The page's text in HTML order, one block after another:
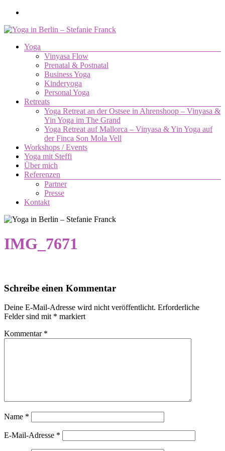
Zum
springen
Yoga
Stefanie
Franck
Körper,
Geist
Menü
Yoga
Vinyasa Flow
Prenatal & Postnatal
Business Yoga
Kinderyoga
Personal Yoga
Retreats
Yoga Retreat an der Ostsee in Ahrenshoop – Vinyasa &
Yin Yoga im The Grand
Yoga Retreat auf Mallorca – Vinyasa & Yin Yoga auf
der Finca Son Mola Vell
Workshops / Events
Yoga mit Steffi
Über mich
Referenzen
Partner
Presse
Kontakt
IMG_7671
Schreibe einen Kommentar
Deine E-Mail-Adresse wird nicht veröffentlicht. Erforderliche
Felder sind mit * markiert
Kommentar *
Name *
E-Mail-Adresse *